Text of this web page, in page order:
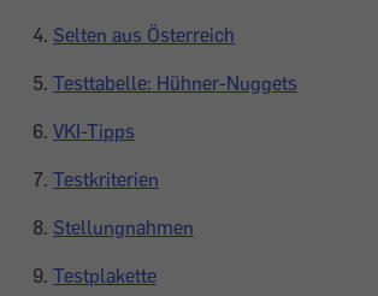
Selten aus Österreich
Testtabelle: Hühner-Nuggets
VKI-Tipps
Testkriterien
Stellungnahmen
Testplakette